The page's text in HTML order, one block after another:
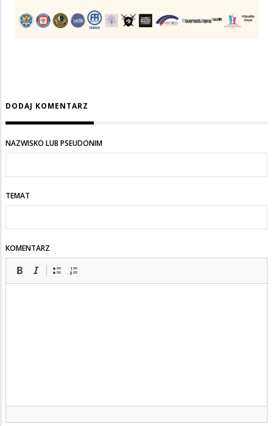
DODAJ KOMENTARZ
NAZWISKO LUB PSEUDONIM
TEMAT
KOMENTARZ